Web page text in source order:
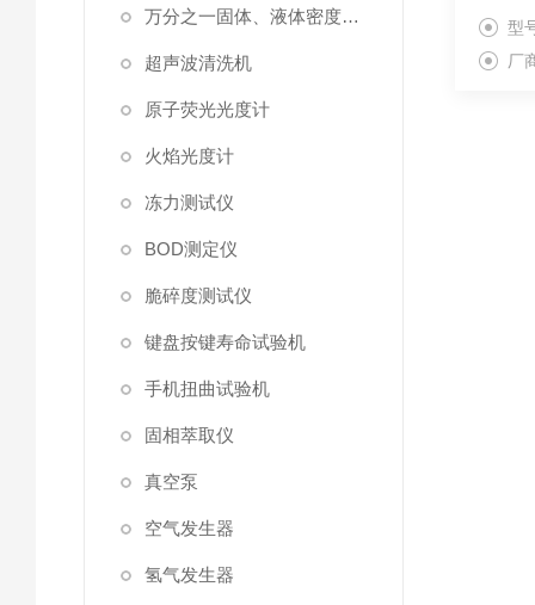
万分之一固体、液体密度测定仪
超声波清洗机
原子荧光光度计
火焰光度计
冻力测试仪
BOD测定仪
脆碎度测试仪
键盘按键寿命试验机
手机扭曲试验机
固相萃取仪
真空泵
空气发生器
氢气发生器
型
厂